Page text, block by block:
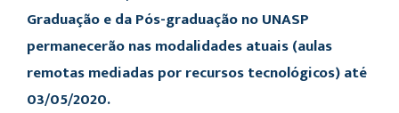
Graduação e da Pós-graduação no UNASP
permanecerão nas modalidades atuais (aulas
remotas mediadas por recursos tecnológicos) até
03/05/2020.